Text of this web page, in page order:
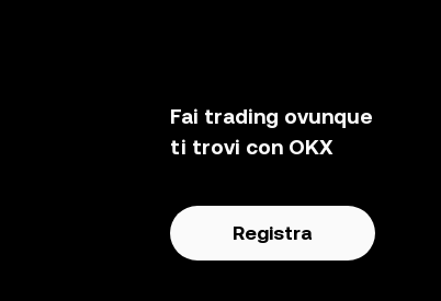
Fai trading ovunque
ti trovi con OKX
Registra